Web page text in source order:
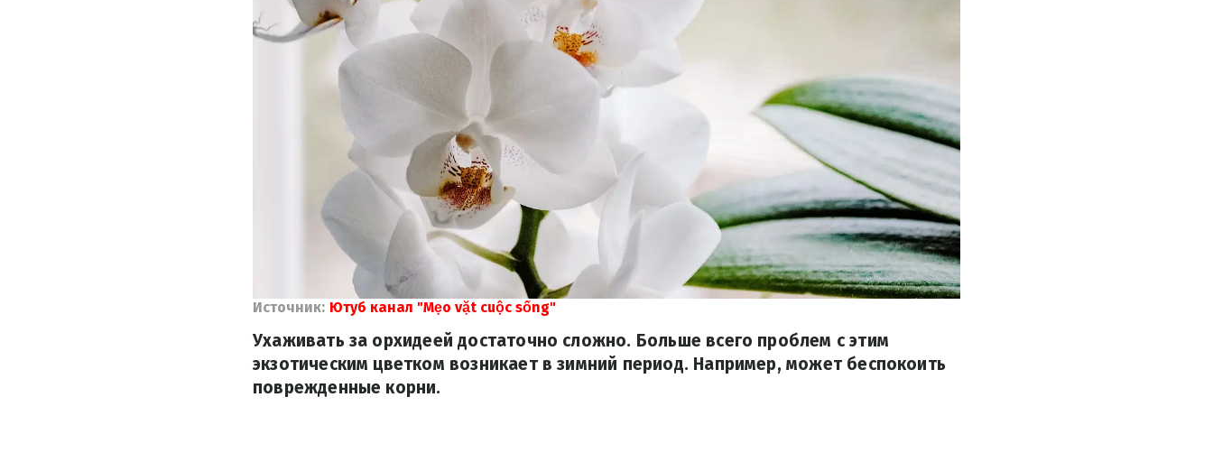
Источник: Ютуб канал "Mẹo vặt cuộc sống"
Ухаживать за орхидеей достаточно сложно. Больше всего проблем с этим
экзотическим цветком возникает в зимний период. Например, может беспокоить
поврежденные корни.